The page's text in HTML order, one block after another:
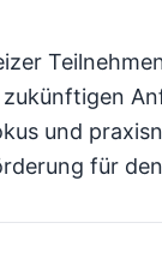
und
für